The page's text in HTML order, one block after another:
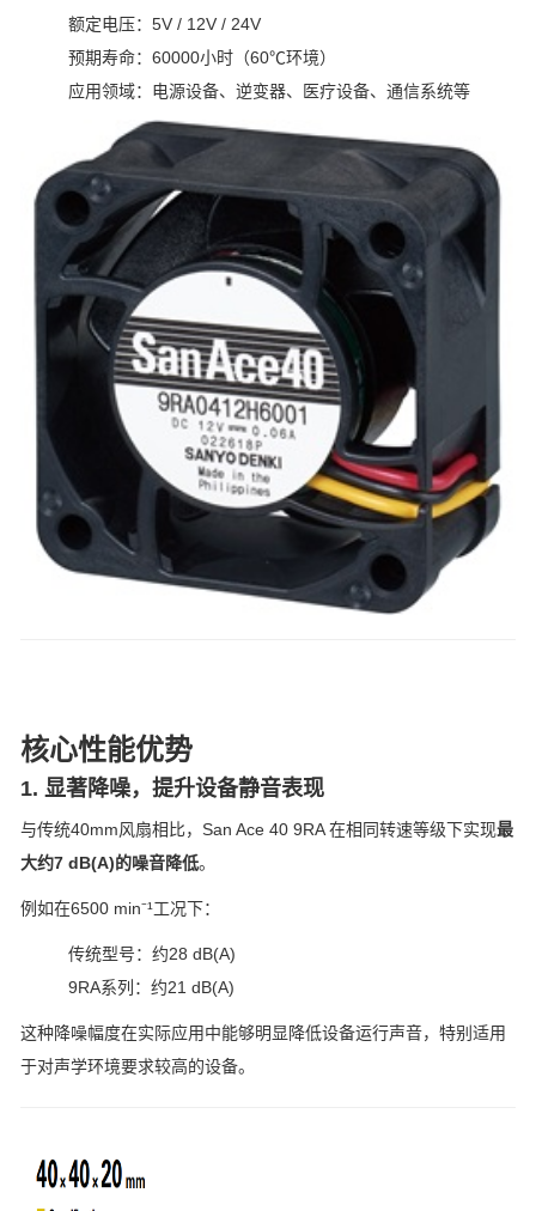
额定电压：5V / 12V / 24V
预期寿命：60000小时（60℃环境）
应用领域：电源设备、逆变器、医疗设备、通信系统等
核心性能优势
1. 显著降噪，提升设备静音表现
与传统40mm风扇相比，San Ace 40 9RA 在相同转速等级下实现最
大约7 dB(A)的噪音降低。
例如在6500 min⁻¹工况下：
传统型号：约28 dB(A)
9RA系列：约21 dB(A)
这种降噪幅度在实际应用中能够明显降低设备运行声音，特别适用
于对声学环境要求较高的设备。